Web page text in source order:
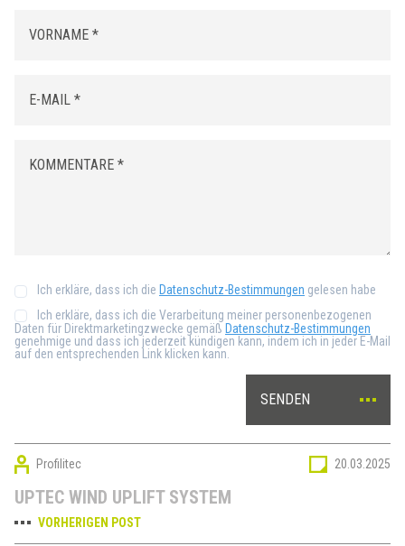
Ich erkläre, dass ich die Datenschutz-Bestimmungen gelesen habe
Ich erkläre, dass ich die Verarbeitung meiner personenbezogenen
Daten für Direktmarketingzwecke gemäß Datenschutz-Bestimmungen
genehmige und dass ich jederzeit kündigen kann, indem ich in jeder E-Mail
auf den entsprechenden Link klicken kann.
SENDEN
Profilitec 20.03.2025
UPTEC WIND UPLIFT SYSTEM
VORHERIGEN POST